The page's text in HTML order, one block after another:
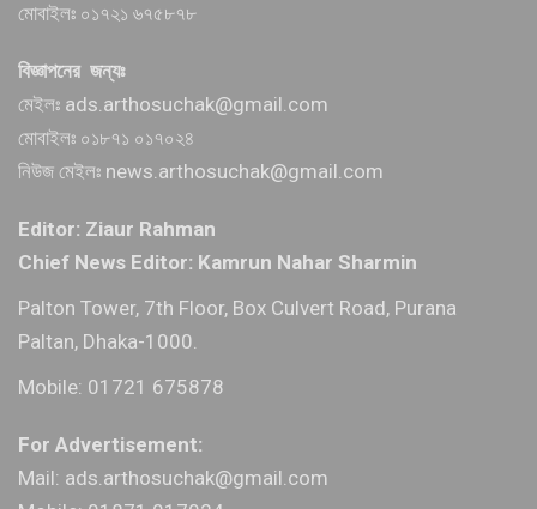
মোবাইলঃ ০১৭২১ ৬৭৫৮৭৮
বিজ্ঞাপনের জন্যঃ
মেইলঃ ads.arthosuchak@gmail.com
মোবাইলঃ ০১৮৭১ ০১৭০২৪
নিউজ মেইলঃ news.arthosuchak@gmail.com
Editor: Ziaur Rahman
Chief News Editor: Kamrun Nahar Sharmin
Palton Tower, 7th Floor, Box Culvert Road, Purana
Paltan, Dhaka-1000.
Mobile: 01721 675878
For Advertisement:
Mail: ads.arthosuchak@gmail.com